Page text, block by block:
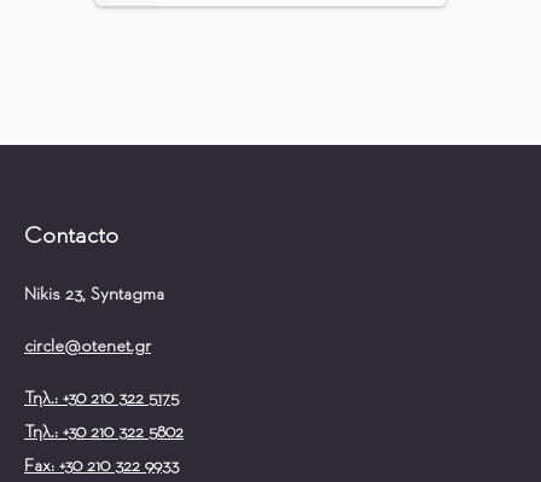
Contacto
Nikis 23, Syntagma
circle@otenet.gr
Τηλ.: +30 210 322 5175
Τηλ.: +30 210 322 5802
Fax: +30 210 322 9933